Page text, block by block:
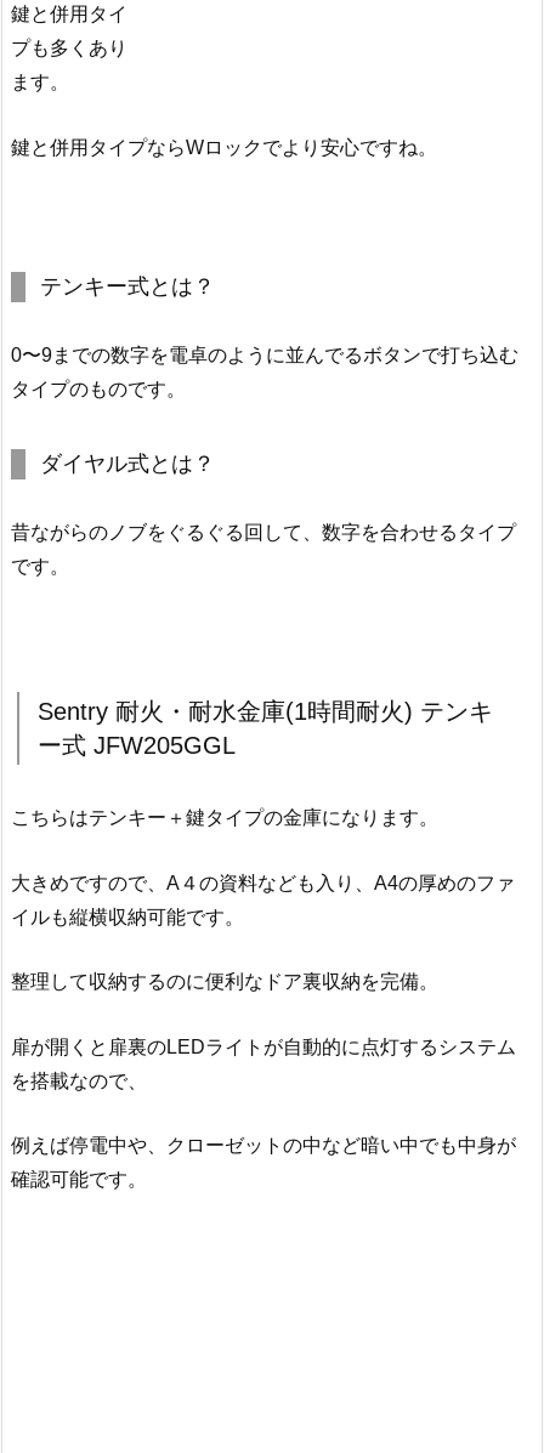
鍵と併用タイ
プも多くあり
ます。
鍵と併用タイプならWロックでより安心ですね。
テンキー式とは？
0〜9までの数字を電卓のように並んでるボタンで打ち込む
タイプのものです。
ダイヤル式とは？
昔ながらのノブをぐるぐる回して、数字を合わせるタイプ
です。
Sentry 耐火・耐水金庫(1時間耐火) テンキ
ー式 JFW205GGL
こちらはテンキー＋鍵タイプの金庫になります。
大きめですので、A４の資料なども入り、A4の厚めのファ
イルも縦横収納可能です。
整理して収納するのに便利なドア裏収納を完備。
扉が開くと扉裏のLEDライトが自動的に点灯するシステム
を搭載なので、
例えば停電中や、クローゼットの中など暗い中でも中身が
確認可能です。